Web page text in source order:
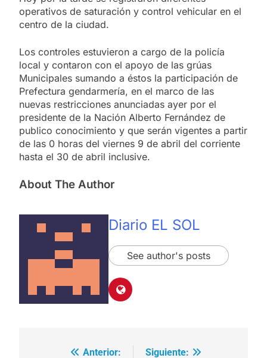
operativos de saturación y control vehicular en el
centro de la ciudad.
Los controles estuvieron a cargo de la policía
local y contaron con el apoyo de las grúas
Municipales sumando a éstos la participación de
Prefectura gendarmería, en el marco de las
nuevas restricciones anunciadas ayer por el
presidente de la Nación Alberto Fernández de
publico conocimiento y que serán vigentes a partir
de las 0 horas del viernes 9 de abril del corriente
hasta el 30 de abril inclusive.
About The Author
Diario EL SOL
See author's posts
Anterior:
Siguiente: